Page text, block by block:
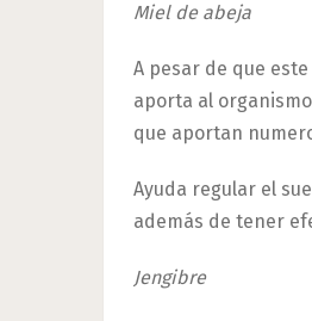
Miel de abeja
A pesar de que
aporta al
que aportan
Ayuda regular el
además de tener
Jengibre